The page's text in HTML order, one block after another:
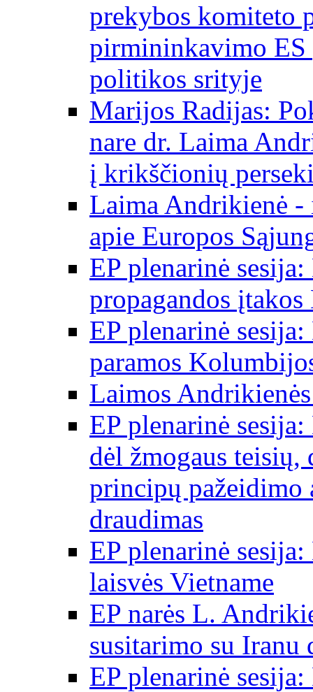
prekybos komiteto
pirmininkavimo ES
politikos srityje
Marijos Radijas:
nare dr. Laima
į krikščionių
Laima Andrikienė -
apie Europos
EP plenarinė
propagandos įtakos
EP plenarinė
paramos
Laimos
EP plenarinė
dėl žmogaus
principų pažeidimo
draudimas
EP plenarinė
laisvės Vietname
EP narės L.
susitarimo su Iranu
EP plenarinė